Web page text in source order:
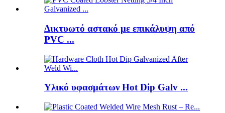
Δικτυωτό αστακό με επικάλυψη από
PVC ...
Υλικό υφασμάτων Hot Dip Galv ...